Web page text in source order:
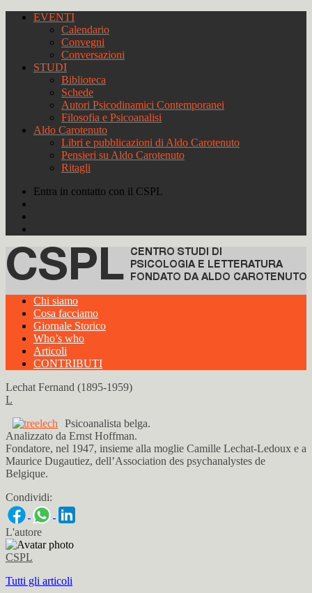
EVENTI
Calendario
Convegni
Conversazioni
STUDI
Biblioteca
Schede
Autori Psicodinamici Contemporanei
Filosofia e Psicoanalisi
Aldo Carotenuto
Libri e pubblicazioni di Aldo Carotenuto
Pensieri su Aldo Carotenuto
Ritagli
Entra in contatto con il CSPL
Chi siamo
Cosa facciamo
Giornale Storico
Who’s who
Articoli
CONTRIBUTI
Lechat Fernand (1895-1959)
L
Psicoanalista belga.
Analizzato da Ernst Hoffman.
Fondatore, nel 1947, insieme alla moglie Camille Lechat-Ledoux e a
Maurice Dugautiez, dell’Association des psychanalystes de
Belgique.
Condividi:
L'autore
CSPL
Tutti gli articoli